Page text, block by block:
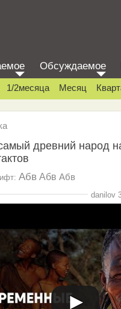
Обсуждаемое
1/2месяца Месяц
древний народ
Абв Абв Абв
danilov